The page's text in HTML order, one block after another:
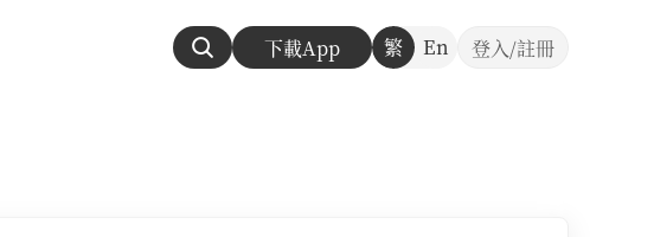
下載App 繁 En 登入/註冊